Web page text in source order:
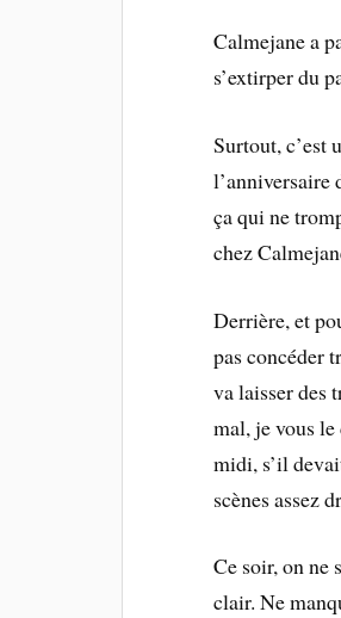
Calmejane a
s’extirper du
Surtout, c’est
l’anniversaire
ça qui ne
chez
Derrière, et
pas concéder
va laisser des
mal, je vous le
midi, s’il
scènes assez
Ce soir, on ne
clair. Ne